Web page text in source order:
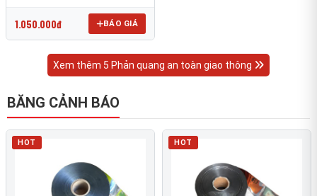
1.050.000đ BÁO GIÁ
Xem thêm 5 Phản quang an toàn giao thông
BĂNG CẢNH BÁO
HOT HOT